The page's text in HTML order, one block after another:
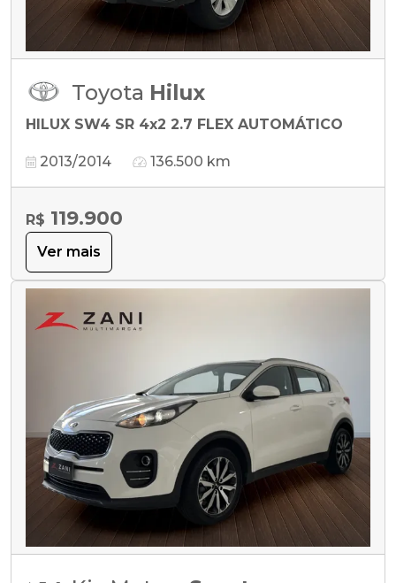
Toyota Hilux
HILUX SW4 SR 4x2 2.7 FLEX AUTOMÁTICO
2013/2014 136.500 km
R$ 119.900
Ver mais